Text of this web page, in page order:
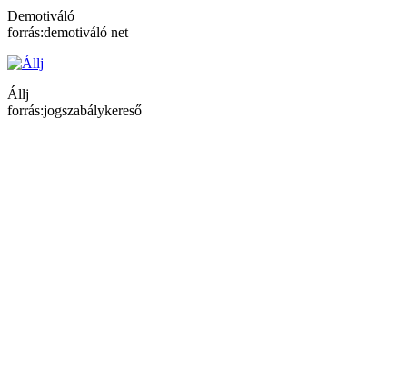
Demotiváló
forrás:demotiváló net
Állj
forrás:jogszabálykereső